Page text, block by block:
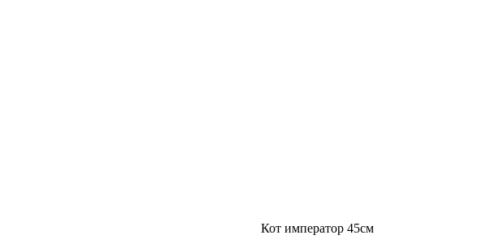
Кот император 45см